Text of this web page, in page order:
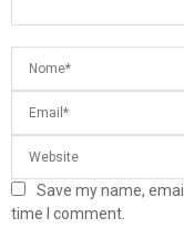
Save my name,
time I comment.